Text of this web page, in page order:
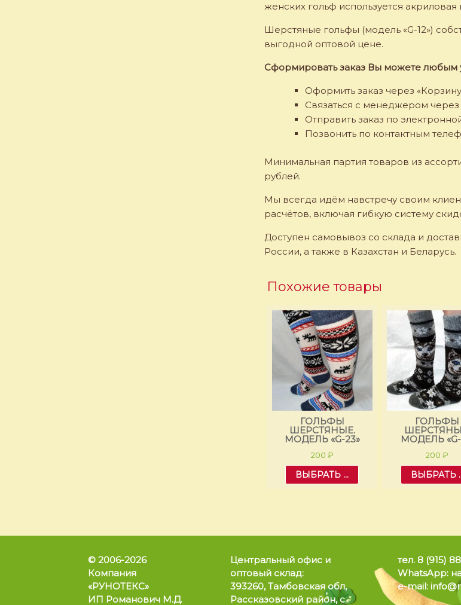
женских гольф используется акриловая
Шерстяные гольфы (модель «G-12»)
выгодной оптовой цене.
Сформировать заказ Вы можете любым
Оформить заказ через
Связаться с менеджером
Отправить заказ по
Позвонить по контактным
Минимальная партия товаров из
рублей.
Мы всегда идём навстречу своим
расчётов, включая гибкую систему
Доступен самовывоз со склада и
России, а также в Казахстан и Беларусь.
Похожие товары
ГОЛЬФЫ
ШЕРСТЯНЫЕ.
МОДЕЛЬ «G-23»
200 ₽
ВЫБРАТЬ ...
ГОЛЬФЫ
МОДЕЛЬ «G-
200₽
ВЫБРАТЬ
© 2006-2026
Компания
«РУНОТЕКС»
ИП Романович М.Д.
Центральный офис и
оптовый склад:
393260, Тамбовская обл,
Рассказовский район, с.
тел. 8 (915)
WhatsApp:
e-mail: